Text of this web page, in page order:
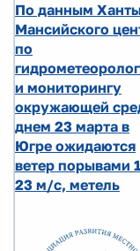
По данным
Мансийского
по
и мониторингу
окружающей
днем 23 марта в
Югре ожидаются
ветер порывами
23 м/с, метель